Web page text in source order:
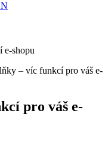
– víc funkcí pro váš e-
pro váš e-